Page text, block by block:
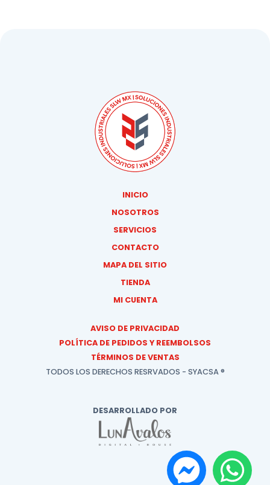
INICIO
NOSOTROS
SERVICIOS
CONTACTO
MAPA DEL SITIO
TIENDA
MI CUENTA
AVISO DE PRIVACIDAD
POLÍTICA DE PEDIDOS Y REEMBOLSOS
TÉRMINOS DE VENTAS
TODOS LOS DERECHOS RESRVADOS - SYACSA ®
DESARROLLADO POR